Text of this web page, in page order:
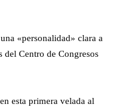
«personalidad» clara a
del Centro de Congresos
esta primera velada al